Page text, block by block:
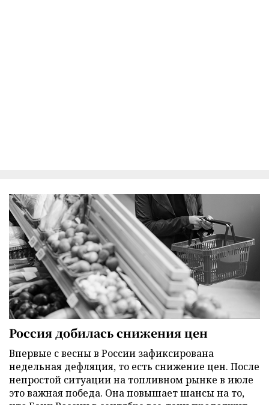
Россия добилась снижения цен
Впервые с весны в России зафиксирована
недельная дефляция, то есть снижение цен. После
непростой ситуации на топливном рынке в июле
это важная победа. Она повышает шансы на то,